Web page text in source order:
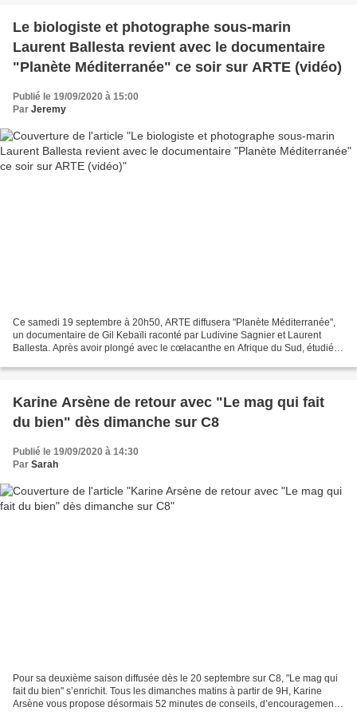
Le biologiste et photographe sous-marin
Laurent Ballesta revient avec le documentaire
"Planète Méditerranée" ce soir sur ARTE (vidéo)
Publié le 19/09/2020 à 15:00
Par Jeremy
Ce samedi 19 septembre à 20h50, ARTE diffusera "Planète Méditerranée",
un documentaire de Gil Kebaïli raconté par Ludivine Sagnier et Laurent
Ballesta. Après avoir plongé avec le cœlacanthe en Afrique du Sud, étudié la
Karine Arsène de retour avec "Le mag qui fait
du bien" dès dimanche sur C8
Publié le 19/09/2020 à 14:30
Par Sarah
Pour sa deuxième saison diffusée dès le 20 septembre sur C8, "Le mag qui
fait du bien" s’enrichit. Tous les dimanches matins à partir de 9H, Karine
Arsène vous propose désormais 52 minutes de conseils, d’encouragements